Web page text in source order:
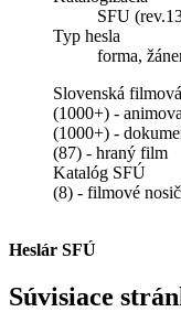
SFU
Typ hesla
forma,
Slovenská
(1000+) -
(1000+) -
(87) - hraný film
Katalóg SFÚ
(8) - filmové
Heslár SFÚ
Súvisiace